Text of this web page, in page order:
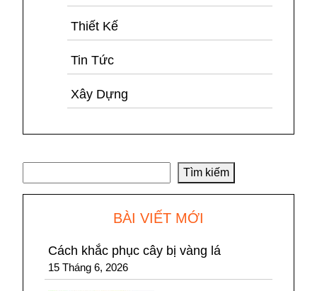
Thiết Kế
Tin Tức
Xây Dựng
Tìm kiếm
BÀI VIẾT MỚI
Cách khắc phục cây bị vàng lá
15 Tháng 6, 2026